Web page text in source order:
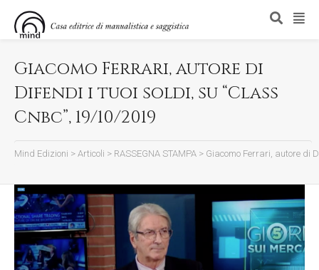
Giacomo Ferrari, autore di
Difendi i tuoi soldi, su “Class
Cnbc”, 19/10/2019
Mind Edizioni > Articoli > RASSEGNA STAMPA > Giacomo Ferrari, autore di